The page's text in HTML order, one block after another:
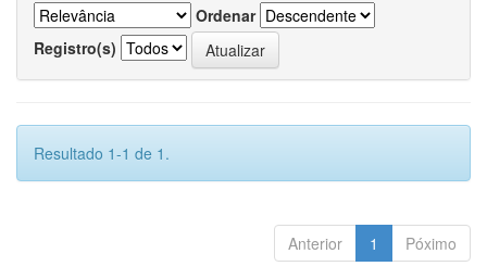
Ordenar
Registro(s)
Resultado 1-1 de 1.
Anterior 1 Póximo